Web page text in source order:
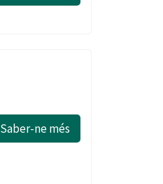
Saber-ne més